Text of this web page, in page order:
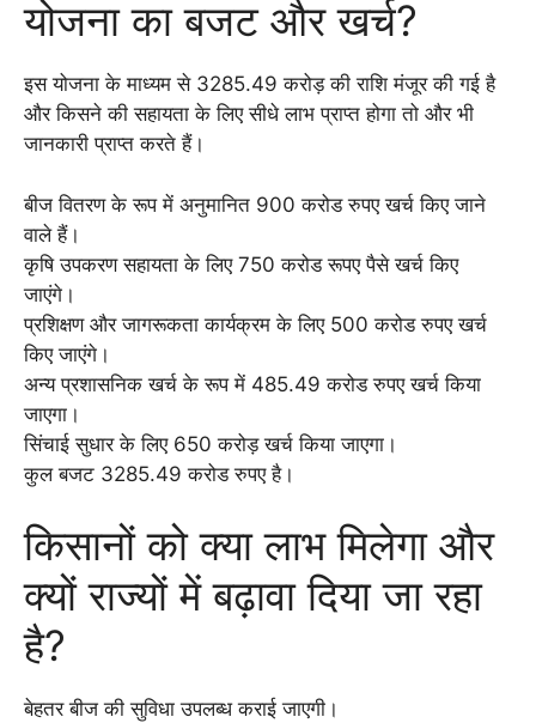
योजना का बजट और खर्च?
इस योजना के माध्यम से 3285.49 करोड़ की राशि मंजूर की गई है
और किसने की सहायता के लिए सीधे लाभ प्राप्त होगा तो और भी
जानकारी प्राप्त करते हैं।
बीज वितरण के रूप में अनुमानित 900 करोड रुपए खर्च किए जाने
वाले हैं।
कृषि उपकरण सहायता के लिए 750 करोड रूपए पैसे खर्च किए
जाएंगे।
प्रशिक्षण और जागरूकता कार्यक्रम के लिए 500 करोड रुपए खर्च
किए जाएंगे।
अन्य प्रशासनिक खर्च के रूप में 485.49 करोड रुपए खर्च किया
जाएगा।
सिंचाई सुधार के लिए 650 करोड़ खर्च किया जाएगा।
कुल बजट 3285.49 करोड रुपए है।
किसानों को क्या लाभ मिलेगा और
क्यों राज्यों में बढ़ावा दिया जा रहा
है?
बेहतर बीज की सुविधा उपलब्ध कराई जाएगी।